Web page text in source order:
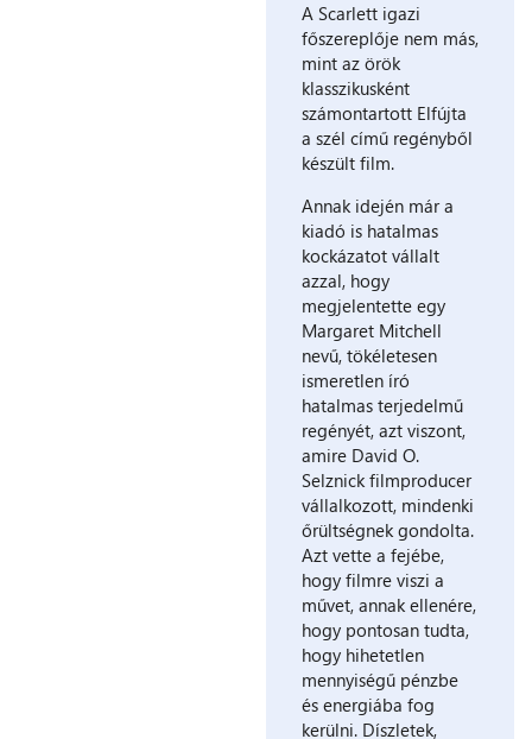
A ​Scarlett igazi
főszereplője nem más,
mint az örök
klasszikusként
számontartott Elfújta
a szél című regényből
készült film.
Annak idején már a
kiadó is hatalmas
kockázatot vállalt
azzal, hogy
megjelentette egy
Margaret Mitchell
nevű, tökéletesen
ismeretlen író
hatalmas terjedelmű
regényét, azt viszont,
amire David O.
Selznick filmproducer
vállalkozott, mindenki
őrültségnek gondolta.
Azt vette a fejébe,
hogy filmre viszi a
művet, annak ellenére,
hogy pontosan tudta,
hogy hihetetlen
mennyiségű pénzbe
és energiába fog
kerülni. Díszletek,